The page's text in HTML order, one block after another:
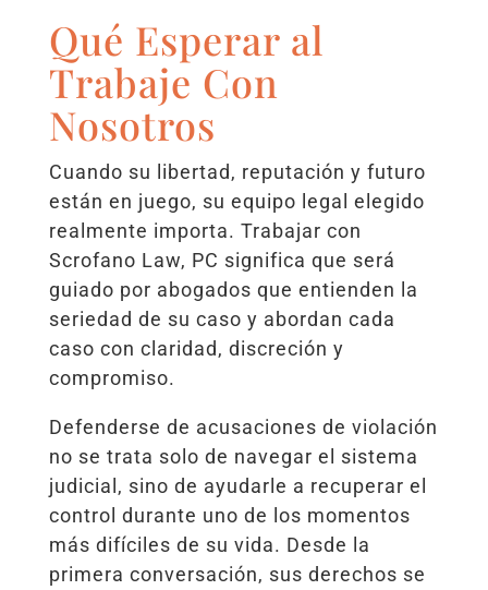
Qué Esperar al
Trabaje Con
Nosotros
Cuando su libertad, reputación y futuro
están en juego, su equipo legal elegido
realmente importa. Trabajar con
Scrofano Law, PC significa que será
guiado por abogados que entienden la
seriedad de su caso y abordan cada
caso con claridad, discreción y
compromiso.
Defenderse de acusaciones de violación
no se trata solo de navegar el sistema
judicial, sino de ayudarle a recuperar el
control durante uno de los momentos
más difíciles de su vida. Desde la
primera conversación, sus derechos se